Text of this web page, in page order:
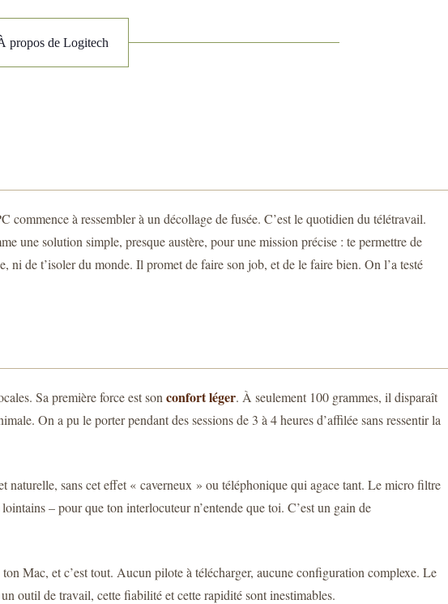
propos de Logitech
à ressembler à un décollage de fusée. C’est le quotidien du télétravail.
une solution simple, presque austère, pour une mission précise : te permettre de
ni de t’isoler du monde. Il promet de faire son job, et de le faire bien. On l’a testé
Sa première force est son confort léger. À seulement 100 grammes, il disparaît
On a pu le porter pendant des sessions de 3 à 4 heures d’affilée sans ressentir la
sans cet effet « caverneux » ou téléphonique qui agace tant. Le micro filtre
– pour que ton interlocuteur n’entende que toi. C’est un gain de
Mac, et c’est tout. Aucun pilote à télécharger, aucune configuration complexe. Le
outil de travail, cette fiabilité et cette rapidité sont inestimables.